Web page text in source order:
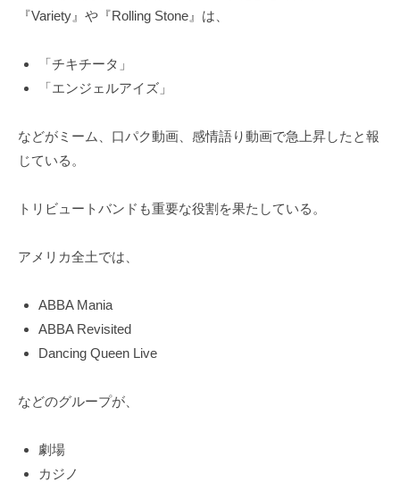
『Variety』や『Rolling Stone』は、
「チキチータ」
「エンジェルアイズ」
などがミーム、口パク動画、感情語り動画で急上昇したと報
じている。
トリビュートバンドも重要な役割を果たしている。
アメリカ全土では、
ABBA Mania
ABBA Revisited
Dancing Queen Live
などのグループが、
劇場
カジノ